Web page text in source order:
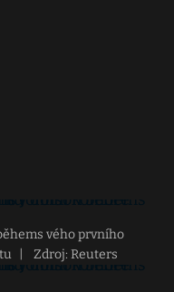
vého prvního
Zdroj: Reuters